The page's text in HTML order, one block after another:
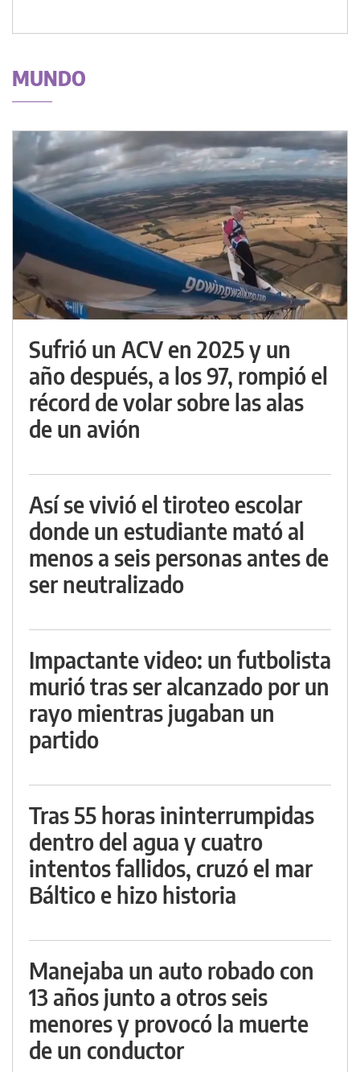
MUNDO
Sufrió un ACV en 2025 y un
año después, a los 97, rompió el
récord de volar sobre las alas
de un avión
Así se vivió el tiroteo escolar
donde un estudiante mató al
menos a seis personas antes de
ser neutralizado
Impactante video: un futbolista
murió tras ser alcanzado por un
rayo mientras jugaban un
partido
Tras 55 horas ininterrumpidas
dentro del agua y cuatro
intentos fallidos, cruzó el mar
Báltico e hizo historia
Manejaba un auto robado con
13 años junto a otros seis
menores y provocó la muerte
de un conductor